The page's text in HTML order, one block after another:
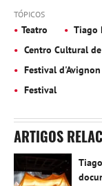
TÓPICOS
Teatro Tiago
Centro Cultural
Festival d'Avignon
Festival
ARTIGOS